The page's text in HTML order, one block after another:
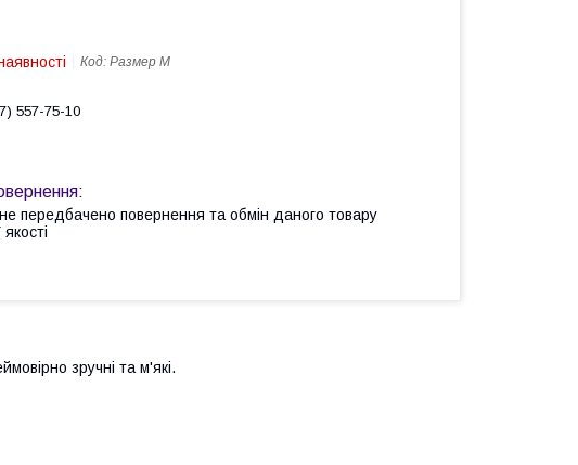
Код: Размер M
557-75-10
передбачено повернення та обмін даного товару
зручні та м'які.